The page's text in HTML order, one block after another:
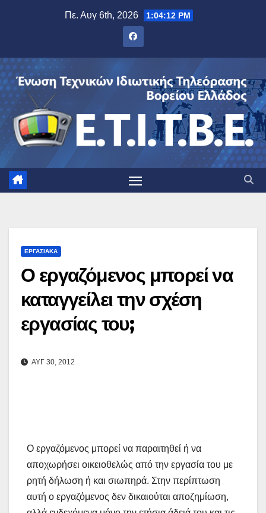
Πε. Αυγ 6th, 2026 1:04:13 PM
ΕΡΓΑΣΙΑΚΆ
Ο εργαζόμενος μπορεί να
καταγγείλει την σχέση
εργασίας του;
ΑΥΓ 30, 2012
Ο εργαζόμενος μπορεί να παραιτηθεί ή να
αποχωρήσει οικειοθελώς από την εργασία του με
ρητή δήλωση ή και σιωπηρά. Στην περίπτωση
αυτή ο εργαζόμενος δεν δικαιούται αποζημίωση,